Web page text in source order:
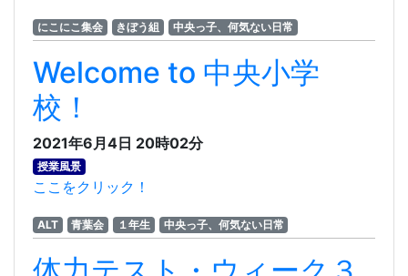
にこにこ集会 きぼう組 中央っ子、何気ない日常
Welcome to 中央小学
校！
2021年6月4日 20時02分
授業風景
ここをクリック！
ALT 青葉会 １年生 中央っ子、何気ない日常